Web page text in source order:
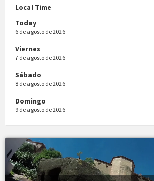
Vigília pasqual
Minicims
Local Time
Today
6 de agosto de 2026
Viernes
7 de agosto de 2026
Sábado
8 de agosto de 2026
Domingo
9 de agosto de 2026